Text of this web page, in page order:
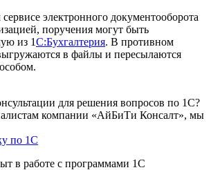
электронного документооборота
поручения могут быть
из 1С:Бухгалтерия. В противном
в файлы и пересылаются
для решения вопросов по 1С?
компании «АйБиТи Консалт», мы
по 1С
в работе с программами 1С